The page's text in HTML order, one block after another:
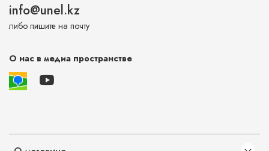
info@unel.kz
либо пишите на почту
О нас в медиа пространстве